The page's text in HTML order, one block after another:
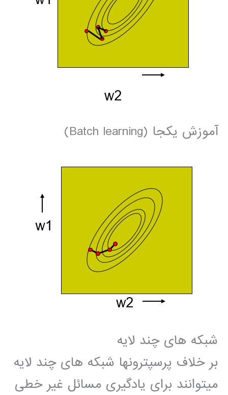
آموزش یکجا (Batch learning)
شبکه های چند لایه
بر خلاف پرسپترونها شبکه های چند لایه
میتوانند برای یادگیری مسائل غیر خطی